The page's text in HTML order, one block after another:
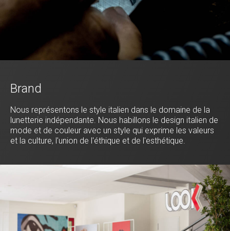
Brand
Nous représentons le style italien dans le domaine de la
lunetterie indépendante. Nous habillons le design italien de
mode et de couleur avec un style qui exprime les valeurs
et la culture, l'union de l'éthique et de l'esthétique.